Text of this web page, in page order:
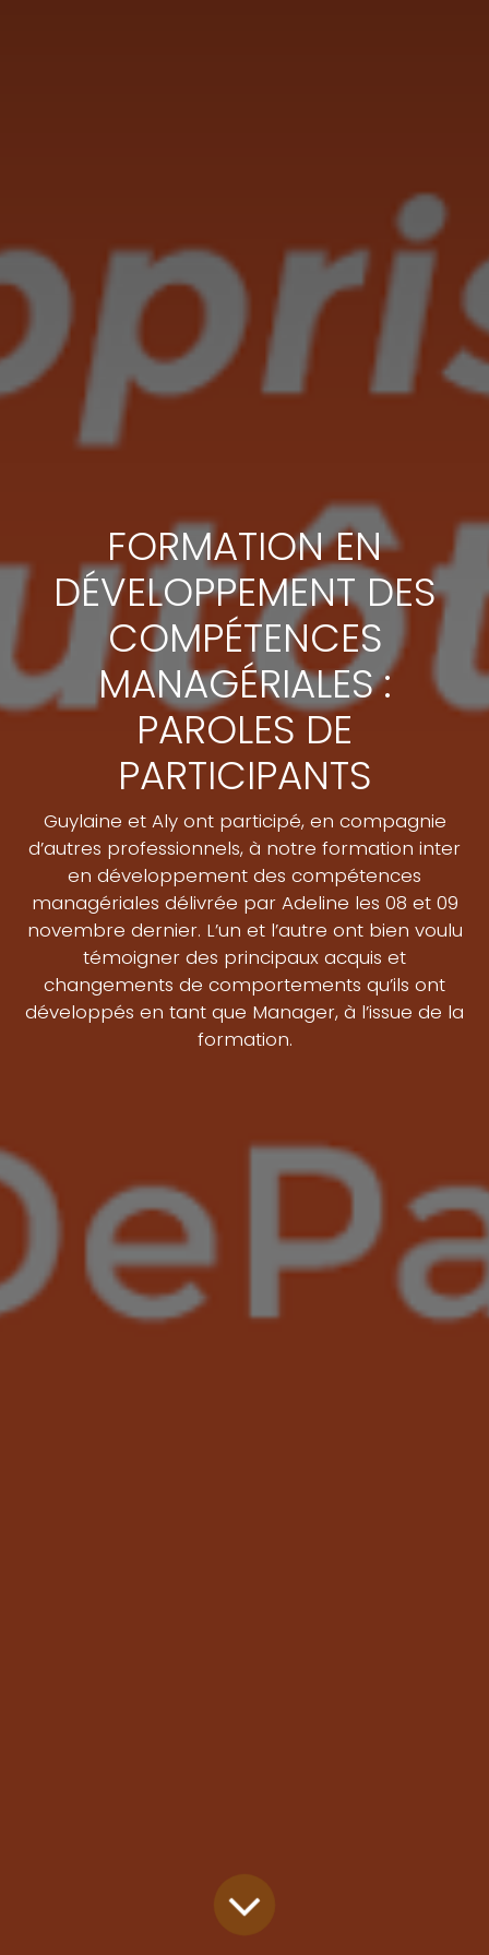
FORMATION EN
DÉVELOPPEMENT DES
COMPÉTENCES
MANAGÉRIALES :
PAROLES DE
PARTICIPANTS
Guylaine et Aly ont participé, en compagnie
d’autres professionnels, à notre formation inter
en développement des compétences
managériales délivrée par Adeline les 08 et 09
novembre dernier. L’un et l’autre ont bien voulu
témoigner des principaux acquis et
changements de comportements qu’ils ont
développés en tant que Manager, à l’issue de la
formation.